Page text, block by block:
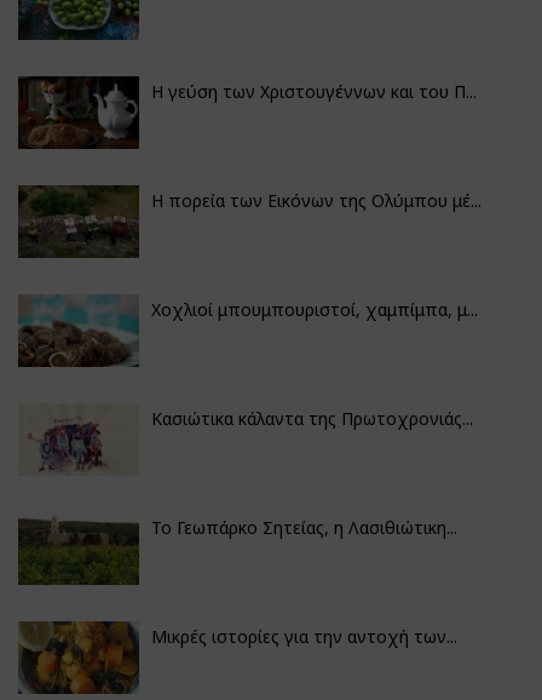
Η γεύση των Χριστουγέννων και του Π...
Η πορεία των Εικόνων της Ολύμπου μέ...
Χοχλιοί μπουμπουριστοί, χαμπίμπα, μ...
Κασιώτικα κάλαντα της Πρωτοχρονιάς...
Το Γεωπάρκο Σητείας, η Λασιθιώτικη...
Μικρές ιστορίες για την αντοχή των...